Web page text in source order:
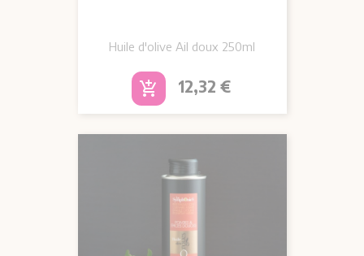
Huile d'olive Ail doux 250ml
add_shopping_cart Prix
12,32 €